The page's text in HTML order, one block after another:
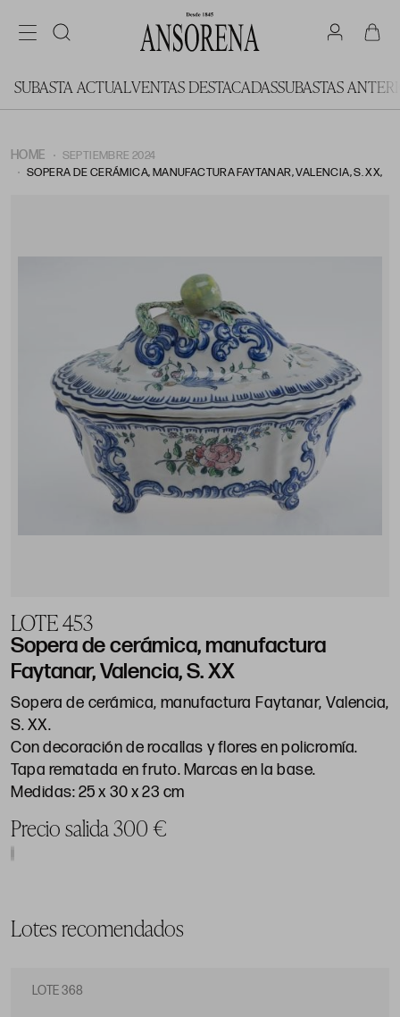
SUBASTA ACTUALVENTAS DESTACADASSUBASTAS
HOME
SEPTIEMBRE 2024
SOPERA DE CERÁMICA, MANUFACTURA FAYTANAR, VALENCIA, S. XX,
LOTE 453
Sopera de cerámica, manufactura
Faytanar, Valencia, S. XX
Sopera de cerámica, manufactura Faytanar, Valencia,
S. XX.
Con decoración de rocallas y flores en policromía.
Tapa rematada en fruto. Marcas en la base.
Medidas: 25 x 30 x 23 cm
Precio salida 300 €
Lotes recomendados
LOTE 368